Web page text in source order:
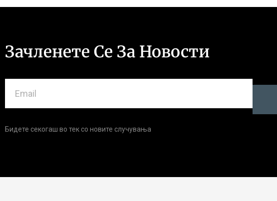
Зачленете Се За Новости
Бидете секогаш во тек со новите случувања